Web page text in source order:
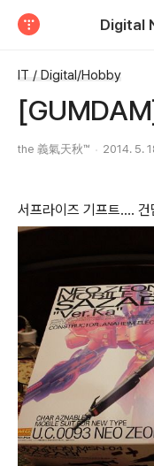
Digital
IT / Digital/Hobby
the 義氣天秋™ 2014. 5.
서프라이즈 기프트.... 건